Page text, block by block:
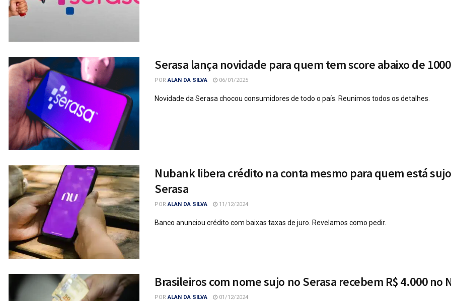
Serasa lança novidade para quem tem score abaixo de 1000
POR ALAN DA SILVA 06/01/2025
Novidade da Serasa chocou consumidores de todo o país. Reunimos todos os detalhes.
Nubank libera crédito na conta mesmo para quem está
Serasa
POR ALAN DA SILVA 11/12/2024
Banco anunciou crédito com baixas taxas de juro. Revelamos como pedir.
Brasileiros com nome sujo no Serasa recebem R$ 4.000 no
POR ALAN DA SILVA 01/12/2024